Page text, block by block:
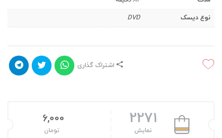
نوع دیسک
DVD
اشتراک گذاری
2271
نمایش
6,000
تومان